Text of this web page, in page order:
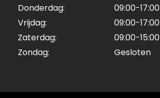
Donderdag:
09:00-17:00
Vrijdag:
09:00-17:00
Zaterdag:
09:00-15:00
Zondag:
Gesloten